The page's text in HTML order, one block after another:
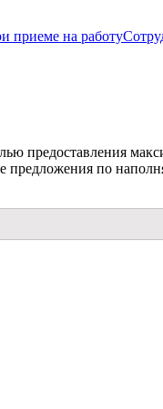
приеме на работу
предоставления
по